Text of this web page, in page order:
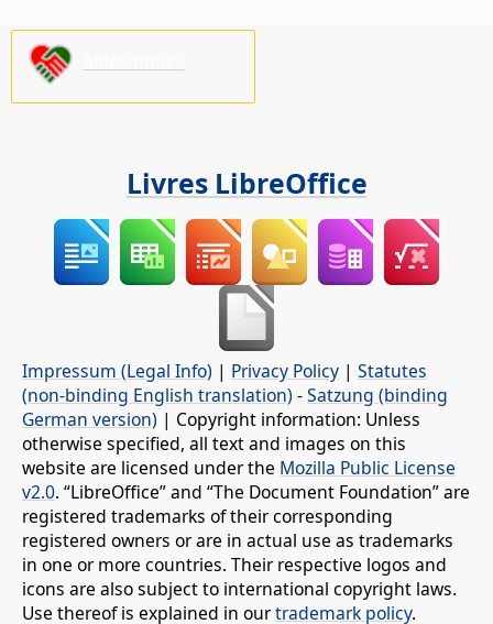
Livres LibreOffice
Impressum (Legal Info) | Privacy Policy | Statutes
(non-binding English translation) -Satzung (binding
German version) | Copyright information: Unless
otherwise specified, all text and images on this
website are licensed under the Mozilla Public License
v2.0. “LibreOffice” and “The Document Foundation” are
registered trademarks of their corresponding
registered owners or are in actual use as trademarks
in one or more countries. Their respective logos and
icons are also subject to international copyright laws.
Use thereof is explained in ourtrademark policy.